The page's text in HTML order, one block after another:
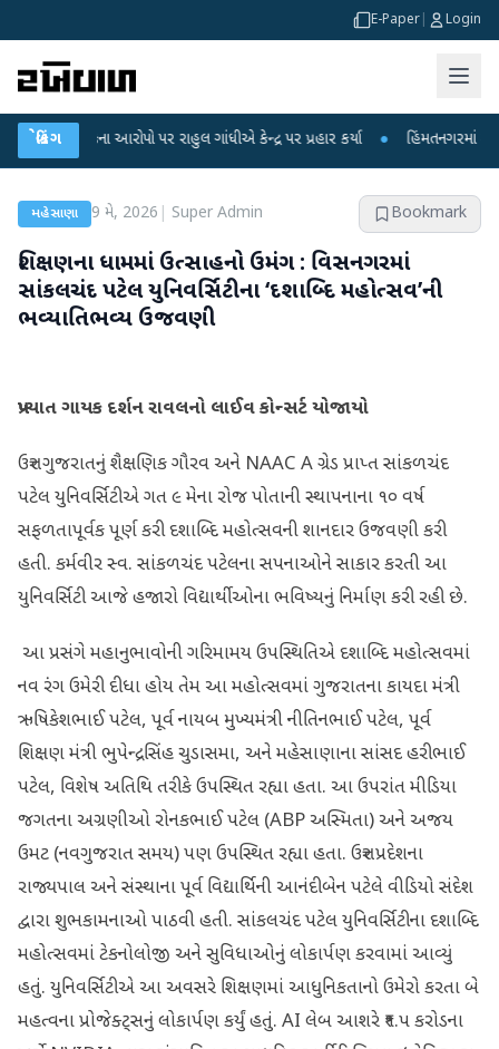
E-Paper Login
બ્રેકિંગ
લીકના આરોપો પર રાહુલ ગાંધીએ કેન્દ્ર પર પ્રહાર કર્યા ● હિંમતનગરમાં રહસ્યમય
મહેસાણા 9 મે, 2026 Super Admin Bookmark
શિક્ષણના ધામમાં ઉત્સાહનો ઉમંગ : વિસનગરમાં
સાંકલચંદ પટેલ યુનિવર્સિટીના ‘દશાબ્દિ મહોત્સવ’ની
ભવ્યાતિભવ્ય ઉજવણી
પ્રખ્યાત ગાયક દર્શન રાવલનો લાઈવ કોન્સર્ટ યોજાયો
ઉત્તર ગુજરાતનું શૈક્ષણિક ગૌરવ અને NAAC A ગ્રેડ પ્રાપ્ત સાંકળચંદ
પટેલ યુનિવર્સિટીએ ગત ૯ મેના રોજ પોતાની સ્થાપનાના ૧૦ વર્ષ
સફળતાપૂર્વક પૂર્ણ કરી દશાબ્દિ મહોત્સવની શાનદાર ઉજવણી કરી
હતી. કર્મવીર સ્વ. સાંકળચંદ પટેલના સપનાઓને સાકાર કરતી આ
યુનિવર્સિટી આજે હજારો વિદ્યાર્થીઓના ભવિષ્યનું નિર્માણ કરી રહી છે.
આ પ્રસંગે મહાનુભાવોની ગરિમામય ઉપસ્થિતિએ દશાબ્દિ મહોત્સવમાં
નવ રંગ ઉમેરી દીધા હોય તેમ આ મહોત્સવમાં ગુજરાતના કાયદા મંત્રી
ઋષિકેશભાઈ પટેલ, પૂર્વ નાયબ મુખ્યમંત્રી નીતિનભાઈ પટેલ, પૂર્વ
શિક્ષણ મંત્રી ભુપેન્દ્રસિંહ ચુડાસમા, અને મહેસાણાના સાંસદ હરીભાઈ
પટેલ, વિશેષ અતિથિ તરીકે ઉપસ્થિત રહ્યા હતા. આ ઉપરાંત મીડિયા
જગતના અગ્રણીઓ રોનકભાઈ પટેલ (ABP અસ્મિતા) અને અજય
ઉમટ (નવગુજરાત સમય) પણ ઉપસ્થિત રહ્યા હતા. ઉત્તર પ્રદેશના
રાજ્યપાલ અને સંસ્થાના પૂર્વ વિદ્યાર્થિની આનંદીબેન પટેલે વીડિયો સંદેશ
દ્વારા શુભકામનાઓ પાઠવી હતી. સાંકલચંદ પટેલ યુનિવર્સિટીના દશાબ્દિ
મહોત્સવમાં ટેકનોલોજી અને સુવિધાઓનું લોકાર્પણ કરવામાં આવ્યું
હતું. યુનિવર્સિટીએ આ અવસરે શિક્ષણમાં આધુનિકતાનો ઉમેરો કરતા બે
મહત્વના પ્રોજેક્ટ્સનું લોકાર્પણ કર્યું હતું. AI લેબ આશરે ₹૧.૫ કરોડના